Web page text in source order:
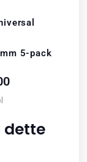
5-pack
dette